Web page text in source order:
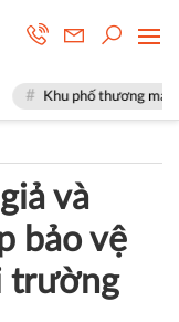
mại SOHO tại The
và
bảo vệ
trường